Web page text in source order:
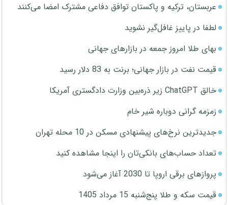
عربستان، ترکیه و پاکستان توافق دفاعی مشترک امضا می‌کنند
لطفا در پاییز غافل‌گیر نشوید
بهای طلا امروز جمعه در بازارهای جهانی
قیمت نفت در بازار جهانی؛ برنت به 83 دلار رسید
خالق ChatGPT زیر ذره‌بین وزارت دادگستری آمریکا
زمزمه گرانی دوباره شیر خام
جدیدترین نرخ‌های پیشنهادی مسکن در 10 محله تهران
تعداد حساب‌های بانکی‌تان را اینجا مشاهده کنید
پروازهای برقی اروپا تا 2030 آغاز می‌شود
قیمت سکه و طلا پنج‌شنبه 15 مرداد 1405